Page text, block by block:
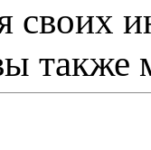
также